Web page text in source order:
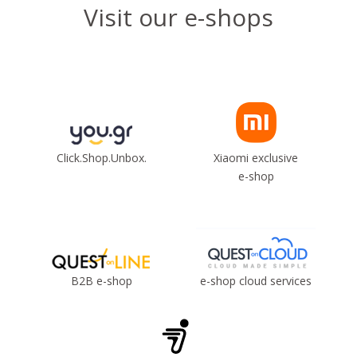
Visit our e-shops
Click.Shop.Unbox.
Xiaomi exclusive
e-shop
B2B e-shop e-shop cloud services